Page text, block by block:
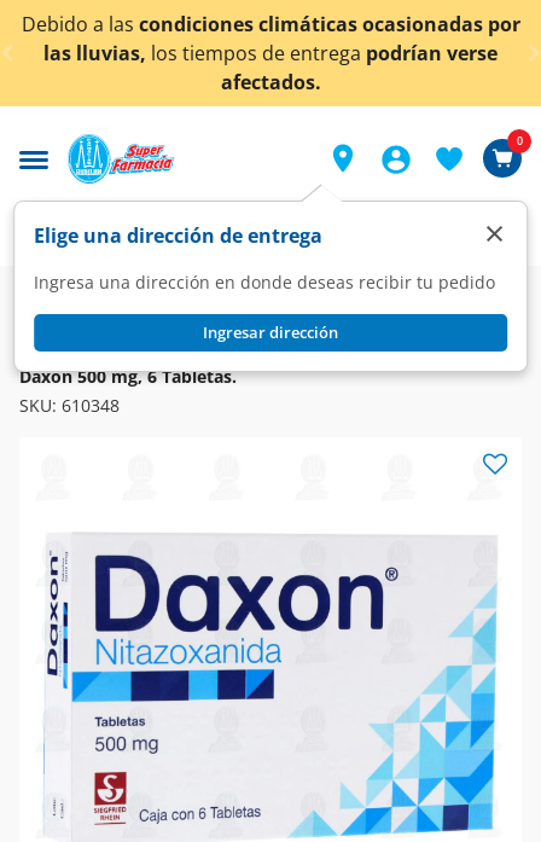
< div class="carousel-inner">
ocasionadas por
entregapodrían verse
¡Ahora también en
Elige una dirección de entrega
Ingresa una dirección en donde deseas recibir tu pedido
Ingresar dirección
×
0
Farmacia Medicina
Digestivo
Amebicidas y Tricomonicidas
DAXON
Daxon 500 mg, 6 Tabletas.
SKU: 610348